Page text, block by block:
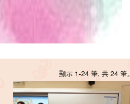
顯示 1-24 筆, 共 24 筆。